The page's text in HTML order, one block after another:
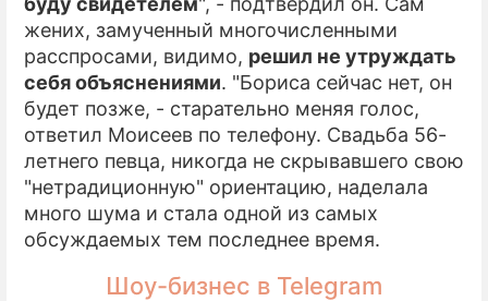
жених, замученный многочисленными
расспросами, видимо, решил не утруждать
себя объяснениями. "Бориса сейчас нет, он
будет позже, - старательно меняя голос,
ответил Моисеев по телефону. Свадьба 56-
летнего певца, никогда не скрывавшего свою
"нетрадиционную" ориентацию, наделала
много шума и стала одной из самых
обсуждаемых тем последнее время.
Шоу-бизнес в Telegram